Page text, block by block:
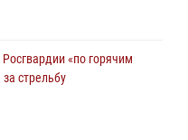
«по горячим
стрельбу